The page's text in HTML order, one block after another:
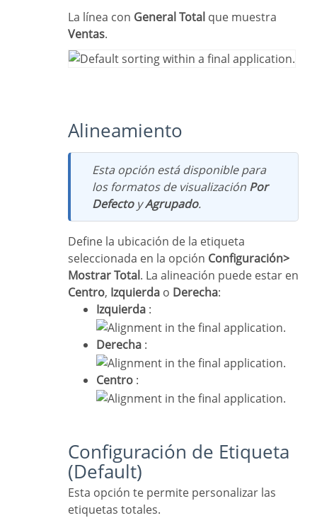
La línea con General Total que muestra
Ventas.
Alineamiento
Esta opción está disponible para
los formatos de visualización Por
DefectoyAgrupado.
Define la ubicación de la etiqueta
seleccionada en la opción Configuración>
Mostrar Total. La alineación puede estar en
Centro, Izquierda o Derecha:
Izquierda :
Derecha :
Centro :
Configuración de Etiqueta
(Default)
Esta opción te permite personalizar las
etiquetas totales.